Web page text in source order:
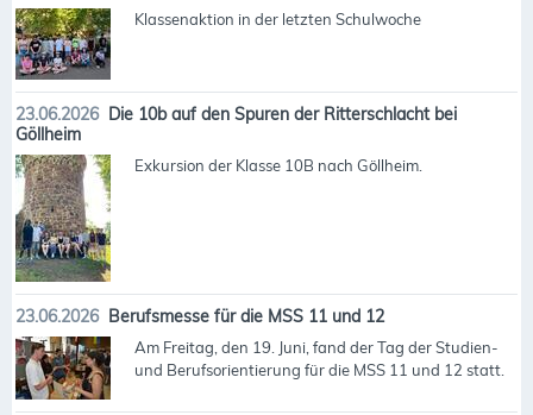
Klassenaktion in der letzten Schulwoche
23.06.2026 Die 10b auf den Spuren der Ritterschlacht bei
Göllheim
Exkursion der Klasse 10B nach Göllheim.
23.06.2026 Berufsmesse für die MSS 11 und 12
Am Freitag, den 19. Juni, fand der Tag der Studien-
und Berufsorientierung für die MSS 11 und 12 statt.